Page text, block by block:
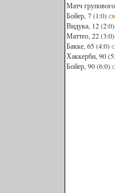
Матч
Бойер, 7 (1:0)
Видука, 12 (2:0)
Маттео, 22 (3:0)
Бакке, 65 (4:0)
Хаккерби, 90
Бойер, 90 (6:0)